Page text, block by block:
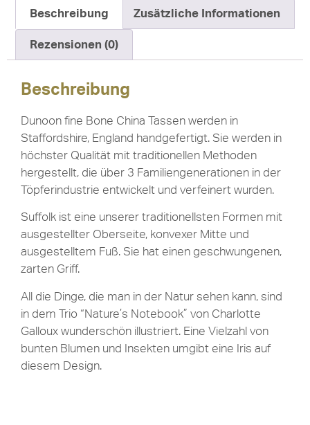
Beschreibung Zusätzliche Informationen
Rezensionen (0)
Beschreibung
Dunoon fine Bone China Tassen werden in
Staffordshire, England handgefertigt. Sie werden in
höchster Qualität mit traditionellen Methoden
hergestellt, die über 3 Familiengenerationen in der
Töpferindustrie entwickelt und verfeinert wurden.
Suffolk ist eine unserer traditionellsten Formen mit
ausgestellter Oberseite, konvexer Mitte und
ausgestelltem Fuß. Sie hat einen geschwungenen,
zarten Griff.
All die Dinge, die man in der Natur sehen kann, sind
in dem Trio “Nature’s Notebook” von Charlotte
Galloux wunderschön illustriert. Eine Vielzahl von
bunten Blumen und Insekten umgibt eine Iris auf
diesem Design.